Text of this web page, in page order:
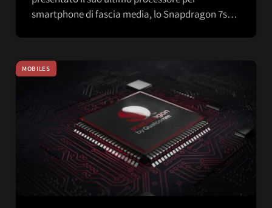
smartphone di fascia media, lo Snapdragon 7s…
MOBILES